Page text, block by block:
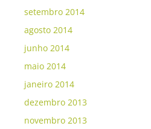
setembro 2014
agosto 2014
junho 2014
maio 2014
janeiro 2014
dezembro 2013
novembro 2013